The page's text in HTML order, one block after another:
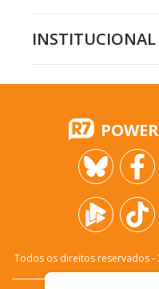
INSTITUCIONAL
Todos os direitos reservados -